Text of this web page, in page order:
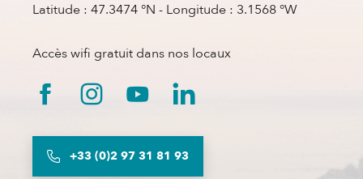
Latitude : 47.3474 °N - Longitude : 3.1568 °W
Accès wifi gratuit dans nos locaux
+33 (0)2 97 31 81 93